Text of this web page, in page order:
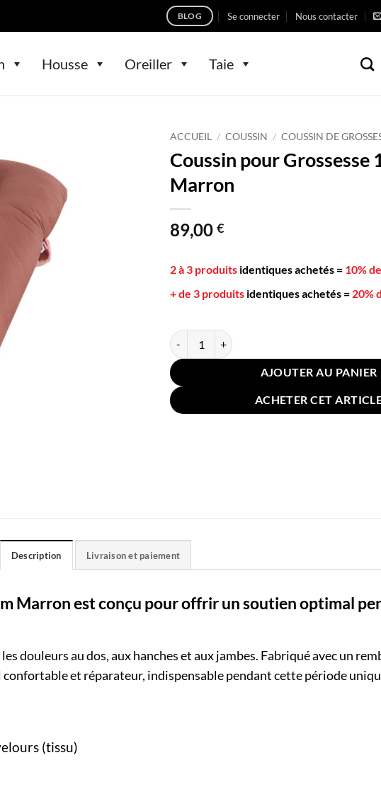
BLOG Se connecter Nous contacter
Housse Oreiller Taie
ACCUEIL / COUSSIN / COUSSIN DE
Coussin pour Grossesse
Marron
89,00 €
2 à 3 produits identiques achetés = 10%
+ de 3 produits identiques achetés = 20%
quantité de Coussin pour Grossesse 140x80cm
AJOUTER AU PANIER
ACHETER CET
Description Livraison et paiement
Marron est conçu pour offrir un soutien optimal
douleurs au dos, aux hanches et aux jambes. Fabriqué avec un
et réparateur, indispensable pendant cette période
(tissu)